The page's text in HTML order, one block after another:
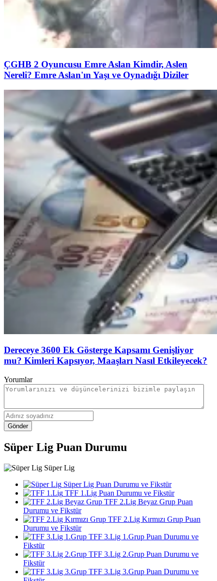
ÇGHB 2 Oyuncusu Emre Aslan Kimdir, Aslen
Nereli? Emre Aslan'ın Yaşı ve Oynadığı Diziler
Dereceye 3600 Ek Gösterge Kapsamı Genişliyor
mu? Kimleri Kapsıyor, Maaşları Nasıl Etkileyecek?
Yorumlar
Gönder
Süper Lig Puan Durumu
Süper Lig
Süper Lig Puan Durumu ve Fikstür
TFF 1.Lig Puan Durumu ve Fikstür
TFF 2.Lig Beyaz Grup Puan
Durumu ve Fikstür
TFF 2.Lig Kırmızı Grup Puan
Durumu ve Fikstür
TFF 3.Lig 1.Grup Puan Durumu ve
Fikstür
TFF 3.Lig 2.Grup Puan Durumu ve
Fikstür
TFF 3.Lig 3.Grup Puan Durumu ve